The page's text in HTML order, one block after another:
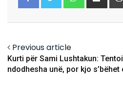
Previous article
Kurti për Sami Lushtakun:
ndodhesha unë, por kjo s’bëhet